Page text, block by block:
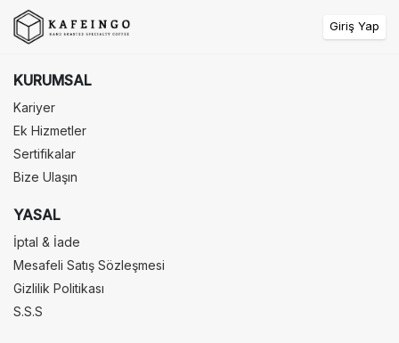
Giriş Yap
KURUMSAL
Kariyer
Ek Hizmetler
Sertifikalar
Bize Ulaşın
YASAL
İptal & İade
Mesafeli Satış Sözleşmesi
Gizlilik Politikası
S.S.S